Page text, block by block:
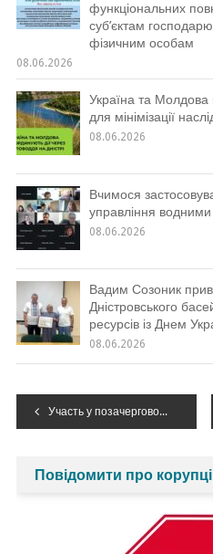
функціональних
суб’єктам
фізичним особам
08.06.2026
Україна та Молдова
для мінімізації
08.06.2026
Вчимося
управління
08.06.2026
Вадим Созоник
Дністровського
ресурсів із Днем
08.06.2026
Навігація
Участь у позачерговому засіданні Івано- Франківської міської комісії ТЕБ і НС
Повідомити про